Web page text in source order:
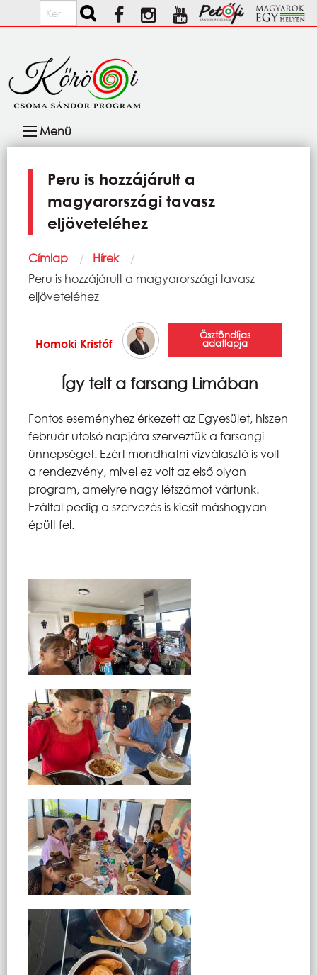
Ugrás a tartalomra
Keresés
navigáció
Menü
Peru is hozzájárult a
magyarországi tavasz
eljöveteléhez
Morzsa
Címlap
Hírek
Current:
Peru is hozzájárult a magyarországi tavasz
eljöveteléhez
Homoki Kristóf
Ösztöndíjas
adatlapja
Így telt a farsang Limában
Fontos eseményhez érkezett az Egyesület, hiszen
február utolsó napjára szerveztük a farsangi
ünnepséget. Ezért mondhatni vízválasztó is volt
a rendezvény, mivel ez volt az első olyan
program, amelyre nagy létszámot vártunk.
Ezáltal pedig a szervezés is kicsit máshogyan
épült fel.